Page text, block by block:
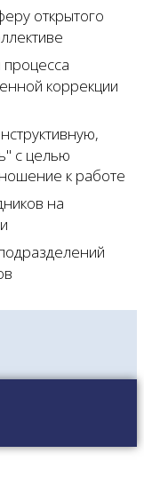
открытого
коррекции
с целью
к работе
на